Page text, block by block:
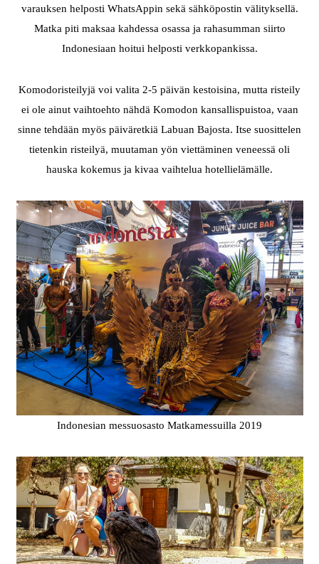
varauksen helposti WhatsAppin sekä sähköpostin välityksellä.
Matka piti maksaa kahdessa osassa ja rahasumman siirto
Indonesiaan hoitui helposti verkkopankissa.
Komodoristeilyjä voi valita 2-5 päivän kestoisina, mutta risteily
ei ole ainut vaihtoehto nähdä Komodon kansallispuistoa, vaan
sinne tehdään myös päiväretkiä Labuan Bajosta. Itse suosittelen
tietenkin risteilyä, muutaman yön viettäminen veneessä oli
hauska kokemus ja kivaa vaihtelua hotellielämälle.
Indonesian messuosasto Matkamessuilla 2019